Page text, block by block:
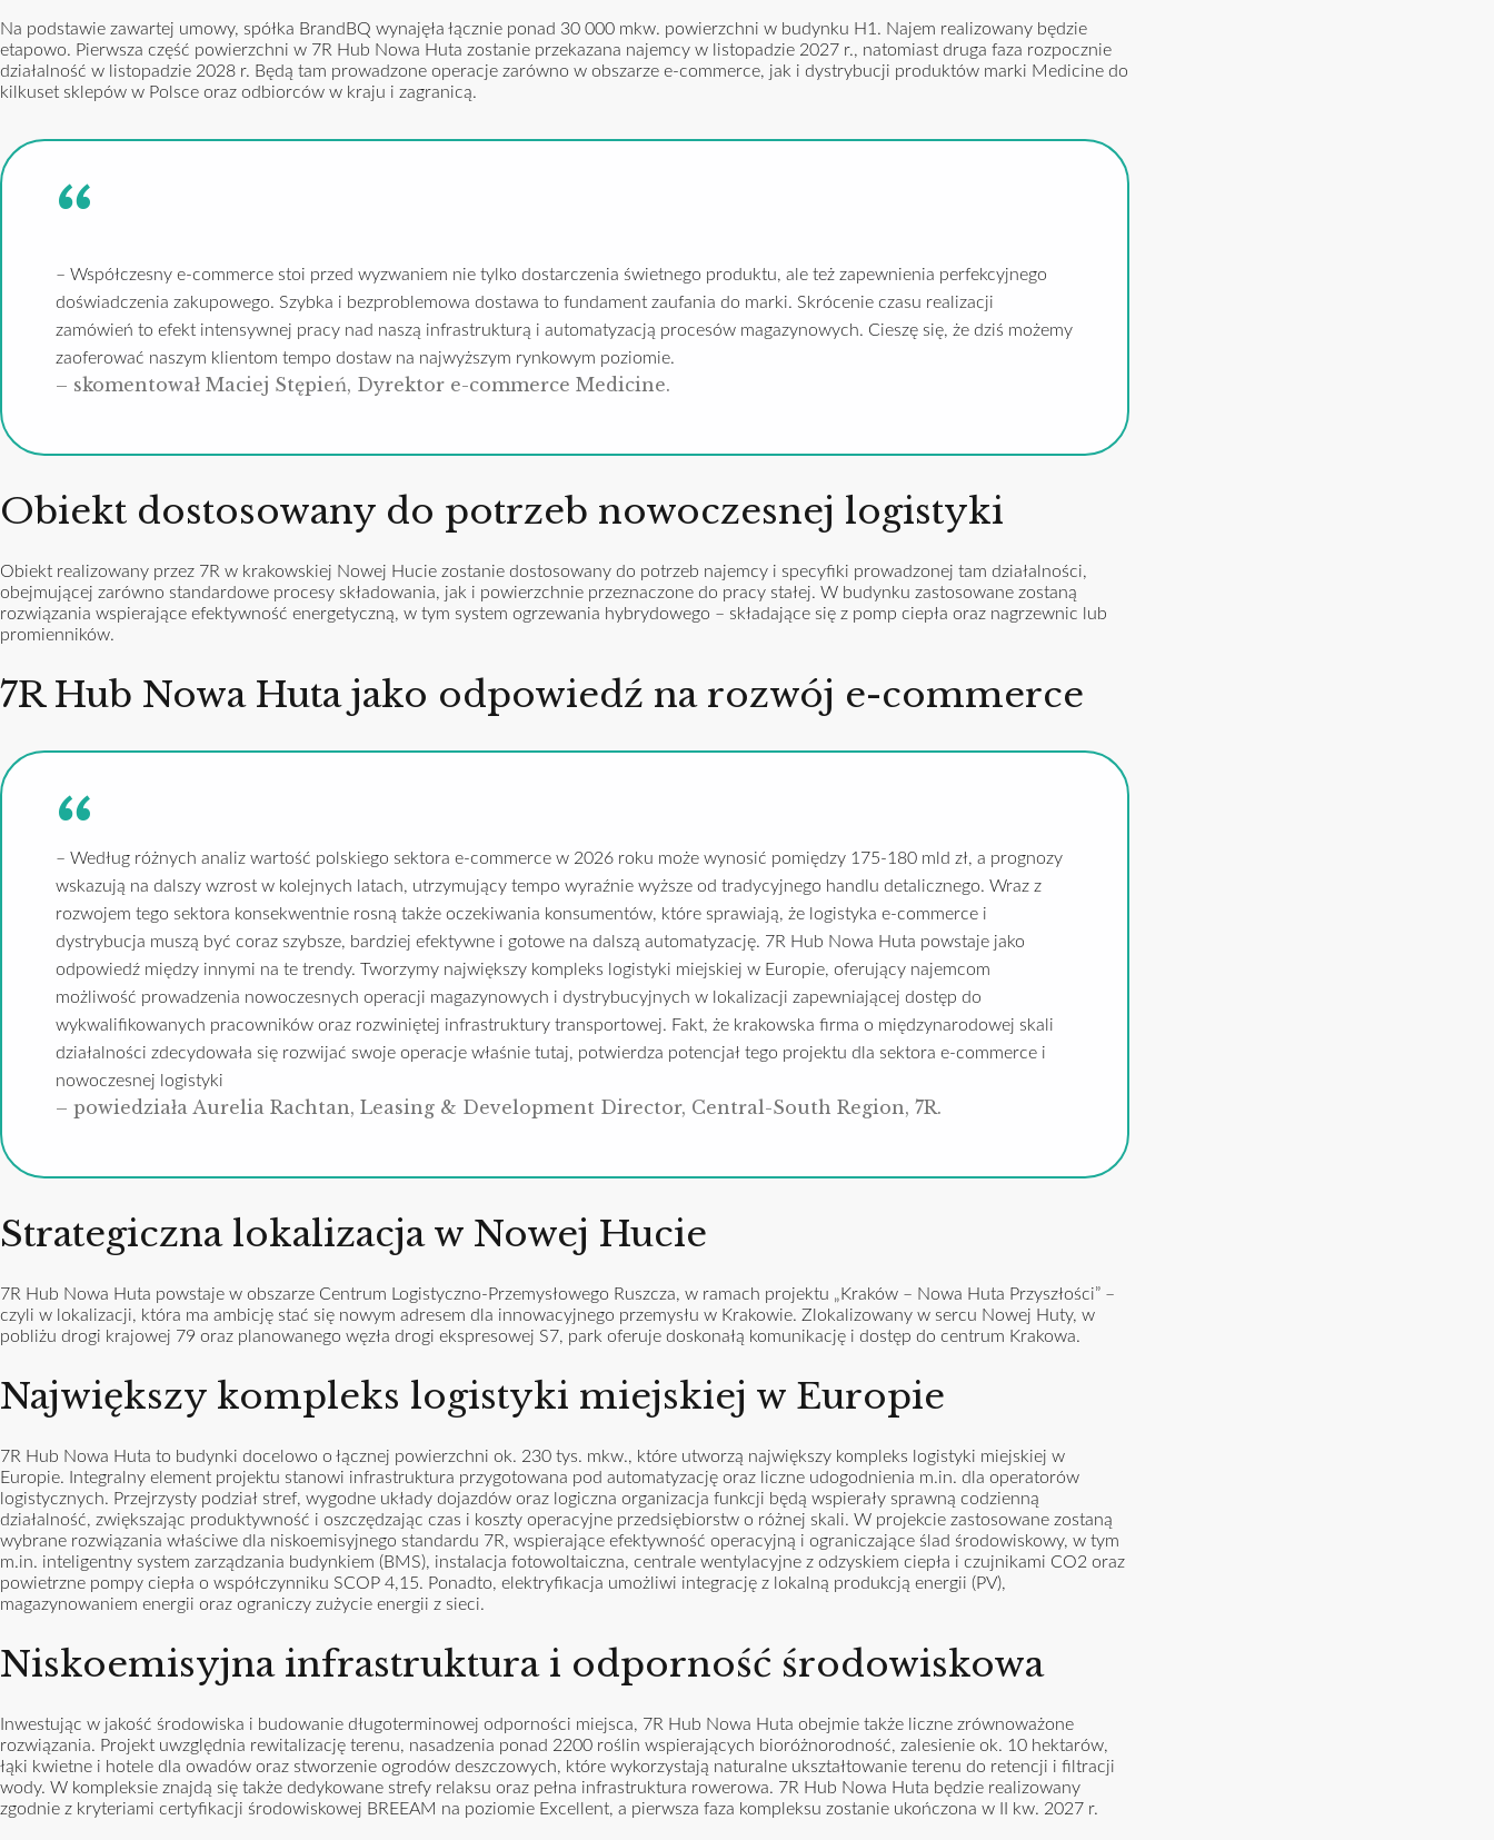
Na podstawie zawartej umowy, spółka BrandBQ wynajęła łącznie ponad 30 000 mkw. powierzchni w budynku H1. Najem realizowany będzie
etapowo. Pierwsza część powierzchni w 7R Hub Nowa Huta zostanie przekazana najemcy w listopadzie 2027 r., natomiast druga faza rozpocznie
działalność w listopadzie 2028 r. Będą tam prowadzone operacje zarówno w obszarze e-commerce, jak i dystrybucji produktów marki Medicine do
kilkuset sklepów w Polsce oraz odbiorców w kraju i zagranicą.
– Współczesny e-commerce stoi przed wyzwaniem nie tylko dostarczenia świetnego produktu, ale też zapewnienia perfekcyjnego
doświadczenia zakupowego. Szybka i bezproblemowa dostawa to fundament zaufania do marki. Skrócenie czasu realizacji
zamówień to efekt intensywnej pracy nad naszą infrastrukturą i automatyzacją procesów magazynowych. Cieszę się, że dziś możemy
zaoferować naszym klientom tempo dostaw na najwyższym rynkowym poziomie.
– skomentował Maciej Stępień, Dyrektor e-commerce Medicine.
Obiekt dostosowany do potrzeb nowoczesnej logistyki
Obiekt realizowany przez 7R w krakowskiej Nowej Hucie zostanie dostosowany do potrzeb najemcy i specyfiki prowadzonej tam działalności,
obejmującej zarówno standardowe procesy składowania, jak i powierzchnie przeznaczone do pracy stałej. W budynku zastosowane zostaną
rozwiązania wspierające efektywność energetyczną, w tym system ogrzewania hybrydowego – składające się z pomp ciepła oraz nagrzewnic lub
promienników.
7R Hub Nowa Huta jako odpowiedź na rozwój e-commerce
– Według różnych analiz wartość polskiego sektora e-commerce w 2026 roku może wynosić pomiędzy 175-180 mld zł, a prognozy
wskazują na dalszy wzrost w kolejnych latach, utrzymujący tempo wyraźnie wyższe od tradycyjnego handlu detalicznego. Wraz z
rozwojem tego sektora konsekwentnie rosną także oczekiwania konsumentów, które sprawiają, że logistyka e-commerce i
dystrybucja muszą być coraz szybsze, bardziej efektywne i gotowe na dalszą automatyzację. 7R Hub Nowa Huta powstaje jako
odpowiedź między innymi na te trendy. Tworzymy największy kompleks logistyki miejskiej w Europie, oferujący najemcom
możliwość prowadzenia nowoczesnych operacji magazynowych i dystrybucyjnych w lokalizacji zapewniającej dostęp do
wykwalifikowanych pracowników oraz rozwiniętej infrastruktury transportowej. Fakt, że krakowska firma o międzynarodowej skali
działalności zdecydowała się rozwijać swoje operacje właśnie tutaj, potwierdza potencjał tego projektu dla sektora e-commerce i
nowoczesnej logistyki
– powiedziała Aurelia Rachtan, Leasing & Development Director, Central-South Region, 7R.
Strategiczna lokalizacja w Nowej Hucie
7R Hub Nowa Huta powstaje w obszarze Centrum Logistyczno-Przemysłowego Ruszcza, w ramach projektu „Kraków – Nowa Huta Przyszłości” –
czyli w lokalizacji, która ma ambicję stać się nowym adresem dla innowacyjnego przemysłu w Krakowie. Zlokalizowany w sercu Nowej Huty, w
pobliżu drogi krajowej 79 oraz planowanego węzła drogi ekspresowej S7, park oferuje doskonałą komunikację i dostęp do centrum Krakowa.
Największy kompleks logistyki miejskiej w Europie
7R Hub Nowa Huta to budynki docelowo o łącznej powierzchni ok. 230 tys. mkw., które utworzą największy kompleks logistyki miejskiej w
Europie. Integralny element projektu stanowi infrastruktura przygotowana pod automatyzację oraz liczne udogodnienia m.in. dla operatorów
logistycznych. Przejrzysty podział stref, wygodne układy dojazdów oraz logiczna organizacja funkcji będą wspierały sprawną codzienną
działalność, zwiększając produktywność i oszczędzając czas i koszty operacyjne przedsiębiorstw o różnej skali. W projekcie zastosowane zostaną
wybrane rozwiązania właściwe dla niskoemisyjnego standardu 7R, wspierające efektywność operacyjną i ograniczające ślad środowiskowy, w tym
m.in. inteligentny system zarządzania budynkiem (BMS), instalacja fotowoltaiczna, centrale wentylacyjne z odzyskiem ciepła i czujnikami CO2 oraz
powietrzne pompy ciepła o współczynniku SCOP 4,15. Ponadto, elektryfikacja umożliwi integrację z lokalną produkcją energii (PV),
magazynowaniem energii oraz ograniczy zużycie energii z sieci.
Niskoemisyjna infrastruktura i odporność środowiskowa
Inwestując w jakość środowiska i budowanie długoterminowej odporności miejsca, 7R Hub Nowa Huta obejmie także liczne zrównoważone
rozwiązania. Projekt uwzględnia rewitalizację terenu, nasadzenia ponad 2200 roślin wspierających bioróżnorodność, zalesienie ok. 10 hektarów,
łąki kwietne i hotele dla owadów oraz stworzenie ogrodów deszczowych, które wykorzystają naturalne ukształtowanie terenu do retencji i filtracji
wody. W kompleksie znajdą się także dedykowane strefy relaksu oraz pełna infrastruktura rowerowa. 7R Hub Nowa Huta będzie realizowany
zgodnie z kryteriami certyfikacji środowiskowej BREEAM na poziomie Excellent, a pierwsza faza kompleksu zostanie ukończona w II kw. 2027 r.